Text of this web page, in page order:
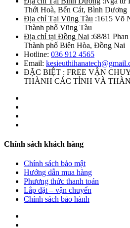
Thới Hoà, Bến Cát, Bình Dương
Địa chỉ Tại Vũng Tàu :1615 Võ
Thành phố Vũng Tàu
Địa chỉ tại Đồng Nai :68/81
Thành phố Biên Hòa, Đồng Nai
Hotline: 036 912 4565
Email:
ĐẶC BIỆT : FREE VẬN
THÀNH CÁC TỈNH VÀ
Chính sách khách hàng
Chính sách bảo mật
Hướng dẫn mua hàng
Phương thức thanh toán
Lắp đặt – vận chuyển
Chính sách bảo hành